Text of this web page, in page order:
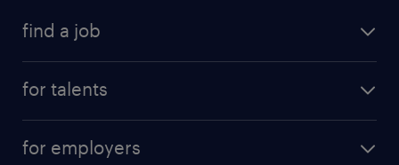
find a job
for talents
for employers